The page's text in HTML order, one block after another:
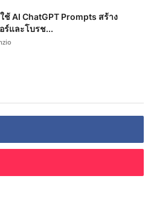
ช้ AI ChatGPT Prompts สร้าง
ร์และโบรช...